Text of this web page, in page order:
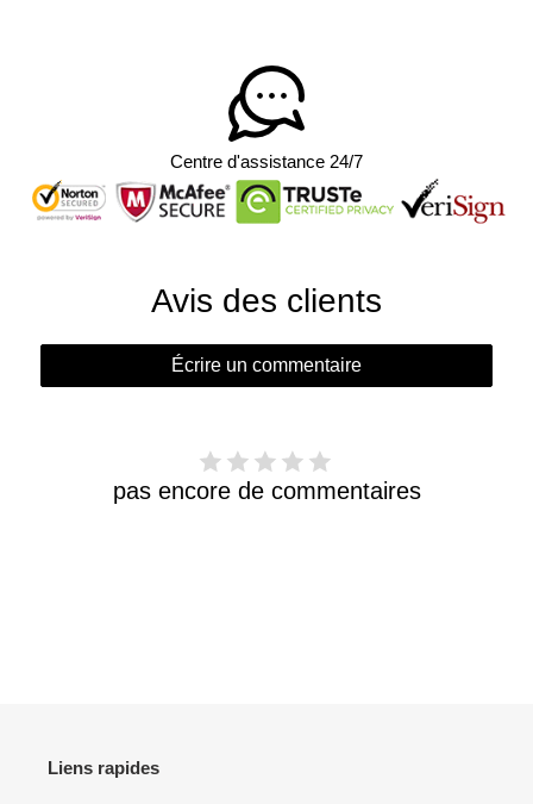
Centre d'assistance 24/7
Avis des clients
Écrire un commentaire
pas encore de commentaires
Liens rapides